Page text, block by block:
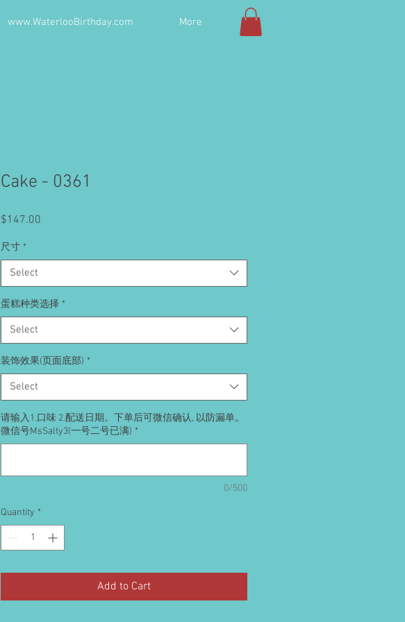
www.WaterlooBirthday.com More
Cake - 0361
$147.00
尺寸 *
Select
蛋糕种类选择 *
Select
装饰效果(页面底部) *
Select
请输入1.口味 2.配送日期。下单后可微信确认, 以防漏单。
微信号MsSalty3(一号二号已满) *
0/500
Quantity *
Add to Cart